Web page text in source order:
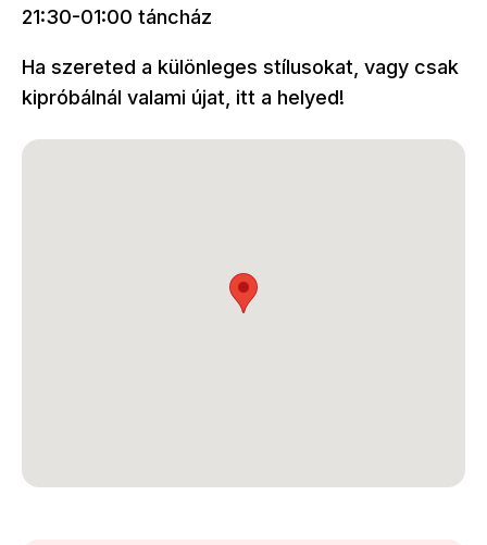
21:30-01:00 táncház
Ha szereted a különleges stílusokat, vagy csak
kipróbálnál valami újat, itt a helyed!